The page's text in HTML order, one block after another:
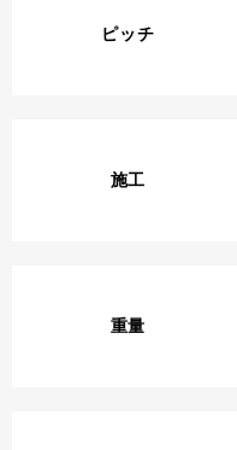
ピッチ
施工
重量